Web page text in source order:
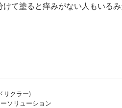
けて塗ると痒みがない人もいる
リクラー)
ーソリューション